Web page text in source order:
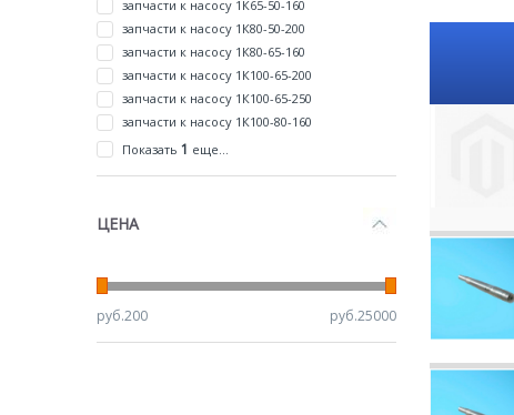
запчасти к насосу 1К65-50-160
запчасти к насосу 1К80-50-200
запчасти к насосу 1К80-65-160
запчасти к насосу 1К100-65-200
запчасти к насосу 1К100-65-250
запчасти к насосу 1К100-80-160
Показать 1 еще...
ЦЕНА
руб.200 руб.25000